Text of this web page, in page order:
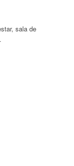
sala de